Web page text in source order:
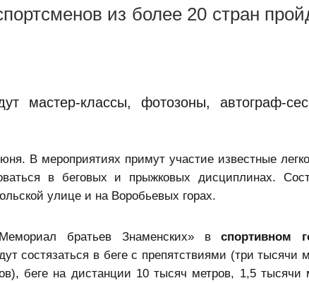
из более 20 стран
мастер‑классы, фотозоны,
В мероприятиях примут участие известные
в беговых и прыжковых дисциплинах.
улице и на Воробьевых горах.
братьев Знаменских» вспортивном
состязаться в беге с препятствиями (три тысячи
беге на дистанции 10 тысяч метров, 1,5 тысячи